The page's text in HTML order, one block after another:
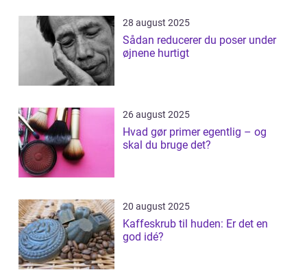
28 august 2025
Sådan reducerer du poser under
øjnene hurtigt
26 august 2025
Hvad gør primer egentlig – og
skal du bruge det?
20 august 2025
Kaffeskrub til huden: Er det en
god idé?